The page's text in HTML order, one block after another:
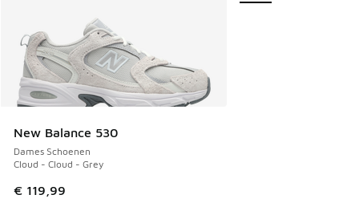
New Balance 530
Dames Schoenen
Cloud - Cloud - Grey
€ 119,99